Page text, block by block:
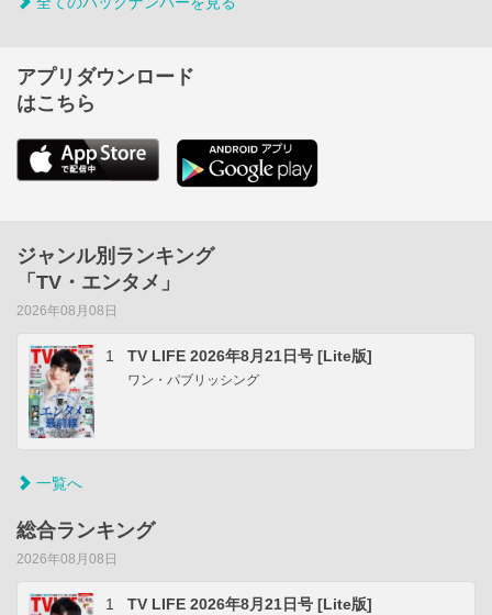
アプリダウンロード
はこちら
ジャンル別ランキング
「TV・エンタメ」
2026年08月08日
1 TV LIFE 2026年8月21日号 [Lite版]
ワン・パブリッシング
一覧へ
総合ランキング
2026年08月08日
1 TV LIFE 2026年8月21日号 [Lite版]